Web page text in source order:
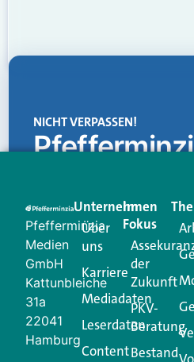
NICHT VERPASSEN!
Creator für Ihre
Ihren Vertriebsalltag
Login.
Jetzt anmelden
Pfefferminzia
Medien
GmbH
Kattunbleiche
31a
22041
Hamburg
Unternehmen
Über
uns
Karriere
Mediadaten
Leserdaten
Content
Im
Fokus
der
Zukunft
PKV-
Beratung
Bestand